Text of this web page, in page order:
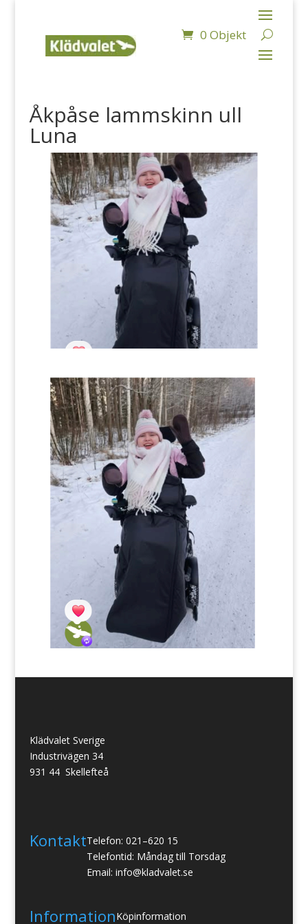
0 Objekt
Åkpåse lammskinn ull
Luna
Klädvalet Sverige
Industrivägen 34
931 44 Skellefteå
KontaktTelefon: 021–620 15
Telefontid: Måndag till Torsdag
Email: info@kladvalet.se
InformationKöpinformation